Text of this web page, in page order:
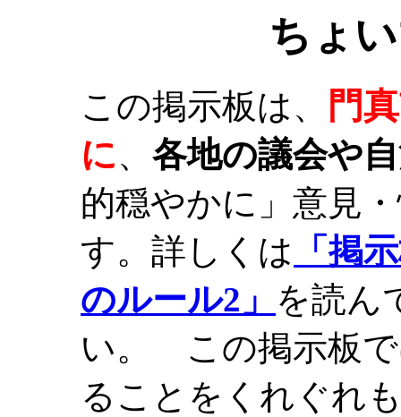
ちょ
この掲示板は、
門
に、 各地の議会や
的穏やかに」意見
す。詳しくは
「掲
のルール2」 を読ん
い。 この掲示板で
ることをくれぐれ